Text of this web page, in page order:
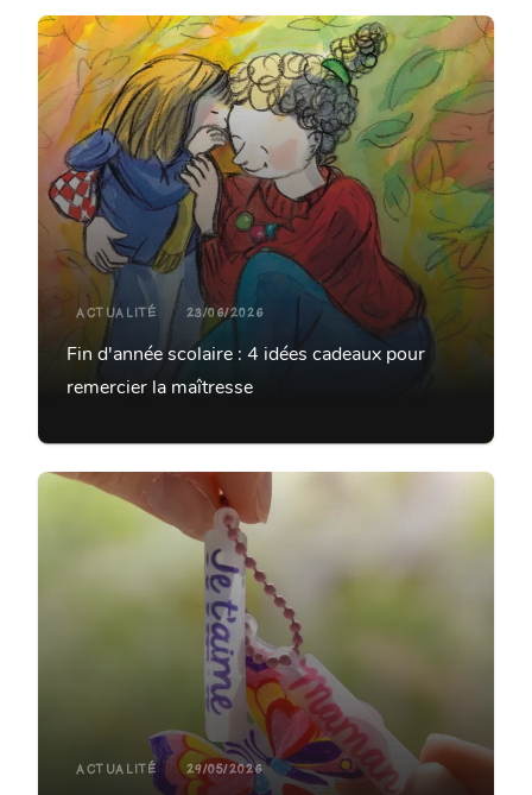
ACTUALITÉ 23/06/2026
Fin d'année scolaire : 4 idées cadeaux pour
remercier la maîtresse
ACTUALITÉ 29/05/2026